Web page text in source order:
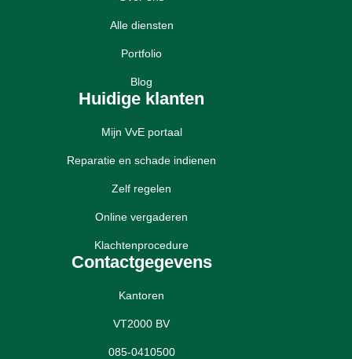
Alle diensten
Portfolio
Blog
Huidige klanten
Mijn VvE portaal
Reparatie en schade indienen
Zelf regelen
Online vergaderen
Klachtenprocedure
Contactgegevens
Kantoren
VT2000 BV
085-0410500